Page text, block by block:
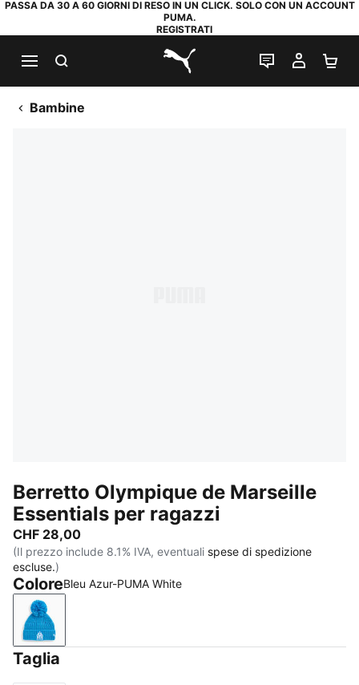
PASSA DA 30 A 60 GIORNI DI RESO IN UN CLICK. SOLO CON UN ACCOUNT
PUMA.
REGISTRATI
PUMA.com
CHAT IL MIO
Bambine
Berretto Olympique de Marseille
Essentials per ragazzi
CHF 28,00
(Il prezzo include 8.1% IVA, eventuali spese di spedizione
escluse.)
ColoreBleu Azur-PUMA White
Bleu Azur-PUMA White
Taglia